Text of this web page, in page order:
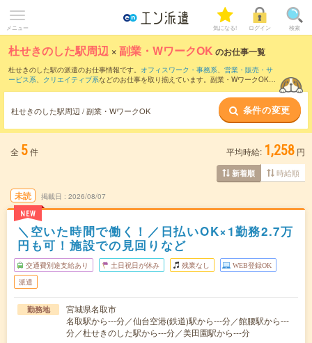
メニュー 気になる! ログイン 検索
杜せきのした駅周辺 ×副業・WワークOK のお仕事一覧
杜せきのした駅の派遣のお仕事情報です。 オフィスワーク・事務系、 営業・販売・サ
ービス系、 クリエイティブ系などのお仕事を取り揃えています。副業・WワークOKの
杜せきのした駅周辺 / 副業・WワークOK 条件の変更
全 5件 平均時給: 1,258 円
新着順 時給順
未読
NEW
掲載日 2026/08/07
＼空いた時間で働く！／日払いOK×1勤務2.7万
円も可！施設での見回りなど
交通費別途支給あり 土日祝日が休み 残業なし WEB登録OK
派遣
勤務地
宮城県名取市
名取駅から---分／仙台空港(鉄道)駅から---分／館腰駅から---
分／杜せきのした駅から---分／美田園駅から---分